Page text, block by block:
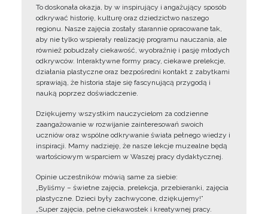
To doskonała okazja, by w inspirujący i angażujący sposób
odkrywać historię, kulturę oraz dziedzictwo naszego
regionu. Nasze zajęcia zostały starannie opracowane tak,
aby nie tylko wspierały realizację programu nauczania, ale
również pobudzały ciekawość, wyobraźnię i pasję młodych
odkrywców. Interaktywne formy pracy, ciekawe prelekcje,
działania plastyczne oraz bezpośredni kontakt z zabytkami
sprawiają, że historia staje się fascynującą przygodą i
nauką poprzez doświadczenie.
Dziękujemy wszystkim nauczycielom za codzienne
zaangażowanie w rozwijanie zainteresowań swoich
uczniów oraz wspólne odkrywanie świata pełnego wiedzy i
inspiracji. Mamy nadzieję, że nasze lekcje muzealne będą
wartościowym wsparciem w Waszej pracy dydaktycznej.
Opinie uczestników mówią same za siebie:
„Byliśmy – świetne zajęcia, prelekcja, przebieranki, zajęcia
plastyczne. Dzieci były zachwycone, dziękujemy!”
„Super zajęcia, pełne ciekawostek i kreatywnej pracy.